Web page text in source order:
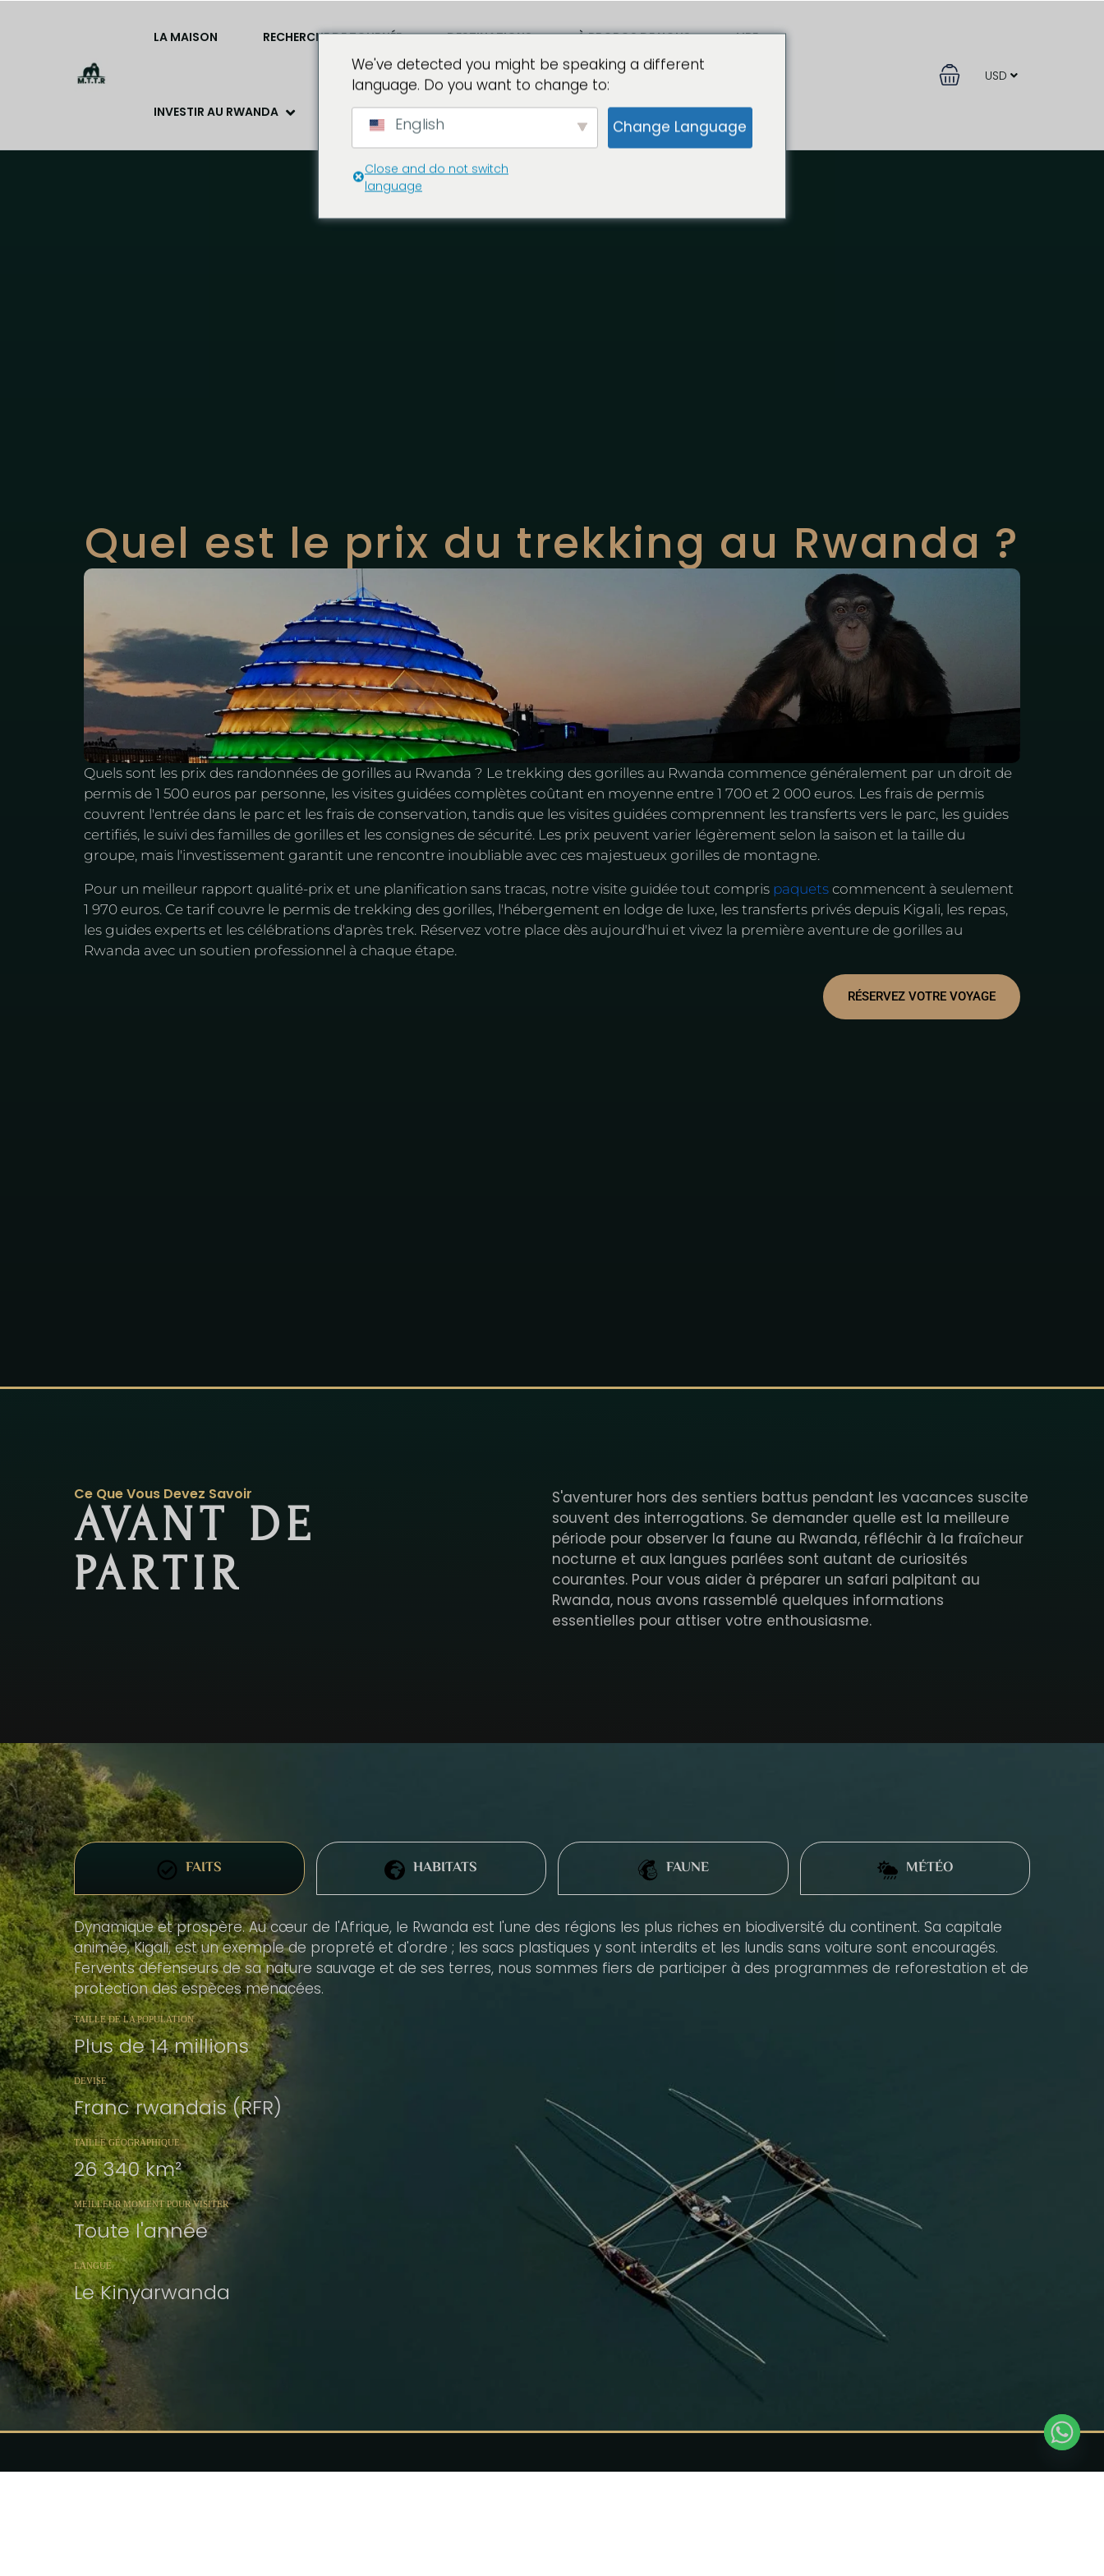
LA MAISON RECHERCHE DE TOURNÉE DESTINATIONS À PROPOS DE NOUS LIRE
INVESTIR AU RWANDA LE TOURISME DE STAGE
USD
Quel est le prix du trekking au Rwanda ?
Quels sont les prix des randonnées de gorilles au Rwanda ? Le trekking des gorilles au Rwanda commence généralement par un droit de
permis de 1 500 euros par personne, les visites guidées complètes coûtant en moyenne entre 1 700 et 2 000 euros. Les frais de permis
couvrent l'entrée dans le parc et les frais de conservation, tandis que les visites guidées comprennent les transferts vers le parc, les guides
certifiés, le suivi des familles de gorilles et les consignes de sécurité. Les prix peuvent varier légèrement selon la saison et la taille du
groupe, mais l'investissement garantit une rencontre inoubliable avec ces majestueux gorilles de montagne.
Pour un meilleur rapport qualité-prix et une planification sans tracas, notre visite guidée tout compris paquets commencent à seulement
1 970 euros. Ce tarif couvre le permis de trekking des gorilles, l'hébergement en lodge de luxe, les transferts privés depuis Kigali, les repas,
les guides experts et les célébrations d'après trek. Réservez votre place dès aujourd'hui et vivez la première aventure de gorilles au
Rwanda avec un soutien professionnel à chaque étape.
RÉSERVEZ VOTRE VOYAGE
Ce Que Vous Devez Savoir
AVANT DE
PARTIR
S'aventurer hors des sentiers battus pendant les vacances suscite
souvent des interrogations. Se demander quelle est la meilleure
période pour observer la faune au Rwanda, réfléchir à la fraîcheur
nocturne et aux langues parlées sont autant de curiosités
courantes. Pour vous aider à préparer un safari palpitant au
Rwanda, nous avons rassemblé quelques informations
essentielles pour attiser votre enthousiasme.
FAITS HABITATS FAUNE MÉTÉO
Dynamique et prospère. Au cœur de l'Afrique, le Rwanda est l'une des régions les plus riches en biodiversité du continent. Sa capitale
animée, Kigali, est un exemple de propreté et d'ordre ; les sacs plastiques y sont interdits et les lundis sans voiture sont encouragés.
Fervents défenseurs de sa nature sauvage et de ses terres, nous sommes fiers de participer à des programmes de reforestation et de
protection des espèces menacées.
TAILLE DE LA POPULATION
Plus de 14 millions
DEVISE
Franc rwandais (RFR)
TAILLE GÉOGRAPHIQUE
26 340 km²
MEILLEUR MOMENT POUR VISITER
Toute l'année
LANGUE
Le Kinyarwanda
We've detected you might be speaking a different
language. Do you want to change to:
English Change Language
Close and do not switch
language